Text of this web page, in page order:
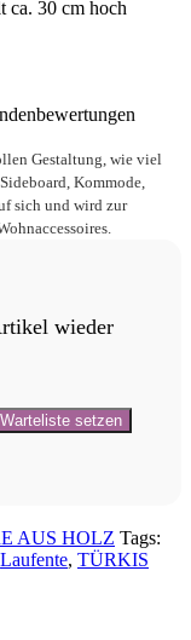
ca. 30 cm hoch
Gestaltung, wie viel
Kommode,
sich und wird zur
wieder
AUS HOLZ Tags:
Laufente, TÜRKIS